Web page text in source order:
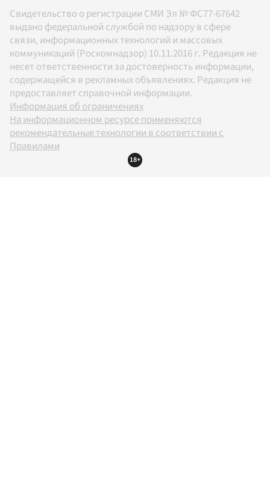
Свидетельство о регистрации СМИ Эл № ФС77-67642
выдано федеральной службой по надзору в сфере
связи, информационных технологий и массовых
коммуникаций (Роскомнадзор) 10.11.2016 г. Редакция не
несет ответственности за достоверность информации,
содержащейся в рекламных объявлениях. Редакция не
предоставляет справочной информации.
Информация об ограничениях
На информационном ресурсе применяются
рекомендательные технологии в соответствии с
Правилами
18+